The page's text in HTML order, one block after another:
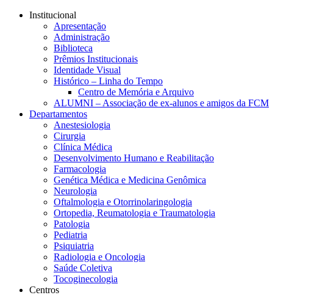
Conteúdo principal
Institucional
Apresentação
Administração
Biblioteca
Prêmios Institucionais
Identidade Visual
Histórico – Linha do Tempo
Centro de Memória e Arquivo
ALUMNI – Associação de ex-alunos e amigos da FCM
Departamentos
Anestesiologia
Cirurgia
Clínica Médica
Desenvolvimento Humano e Reabilitação
Farmacologia
Genética Médica e Medicina Genômica
Neurologia
Oftalmologia e Otorrinolaringologia
Ortopedia, Reumatologia e Traumatologia
Patologia
Pediatria
Psiquiatria
Radiologia e Oncologia
Saúde Coletiva
Tocoginecologia
Centros